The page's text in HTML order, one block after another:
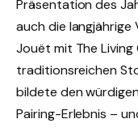
Präsentation des
auch die langjährige
Jouët mit The Living
traditionsreichen
bildete den
Pairing-Erlebnis –